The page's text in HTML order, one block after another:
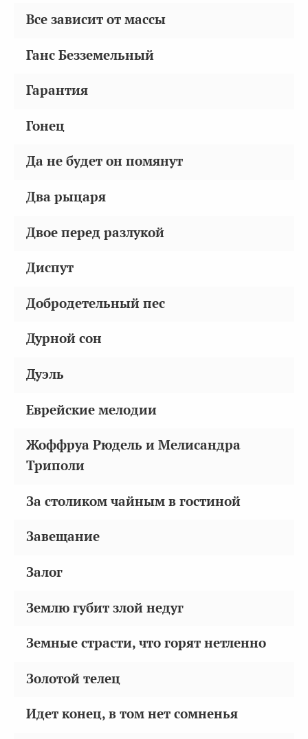
Все зависит от массы
Ганс Безземельный
Гарантия
Гонец
Да не будет он помянут
Два рыцаря
Двое перед разлукой
Диспут
Добродетельный пес
Дурной сон
Дуэль
Еврейские мелодии
Жоффруа Рюдель и Мелисандра
Триполи
За столиком чайным в гостиной
Завещание
Залог
Землю губит злой недуг
Земные страсти, что горят нетленно
Золотой телец
Идет конец, в том нет сомненья